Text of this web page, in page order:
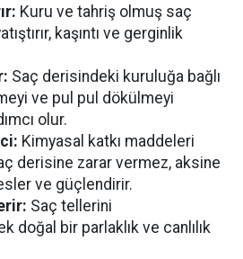
Kuru ve tahriş olmuş saç
kaşıntı ve gerginlik
Saç derisindeki kuruluğa bağlı
ve pul pul dökülmeyi
olur.
Kimyasal katkı maddeleri
derisine zarar vermez, aksine
ve güçlendirir.
Saç tellerini
doğal bir parlaklık ve canlılık